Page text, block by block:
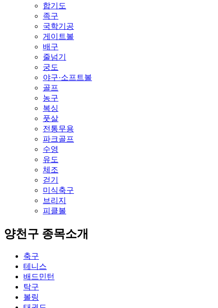
합기도
족구
국학기공
게이트볼
배구
줄넘기
궁도
야구·소프트볼
골프
농구
복싱
풋살
전통무용
파크골프
수영
유도
체조
걷기
미식축구
브리지
피클볼
양천구 종목소개
축구
테니스
배드민턴
탁구
볼링